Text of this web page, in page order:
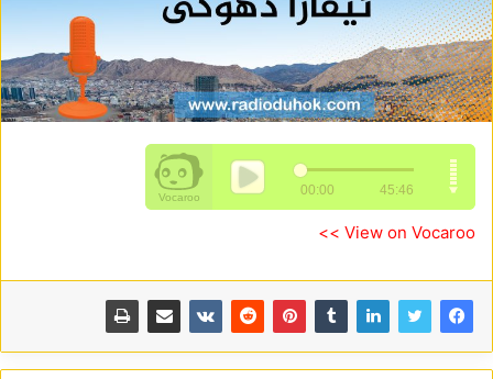
View on Vocaroo >>